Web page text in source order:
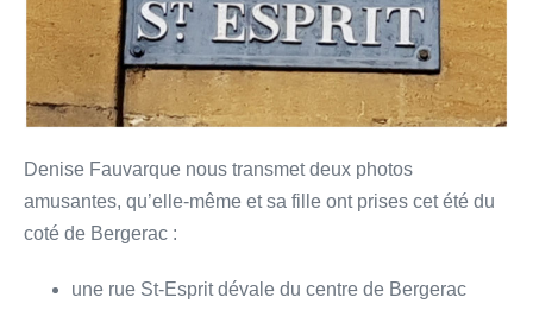
Denise Fauvarque nous transmet deux photos
amusantes, qu’elle-même et sa fille ont prises cet été du
coté de Bergerac :
une rue St-Esprit dévale du centre de Bergerac